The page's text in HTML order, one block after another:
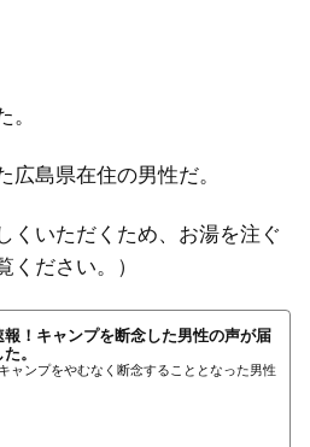
。
広島県在住の男性だ。
くいただくため、お湯を注ぐ
ください。）
報！キャンプを断念した男性の声が届
。
ャンプをやむなく断念することとなった男性